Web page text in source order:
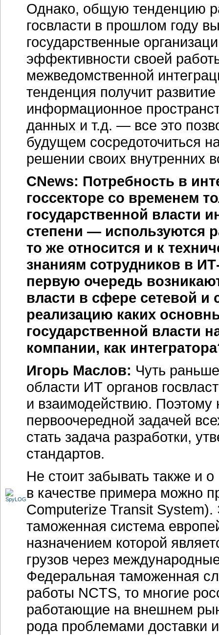
Однако, общую тенденцию
госвласти в прошлом году
государственные
эффективности своей
межведомственной
тенденция получит
информационное
данных и т.д. — все это
будущем сосредоточиться
решении своих внутренних
CNews: Потребность в
госсекторе со временем
государственной власти
степени — используются
то же относится и к
знаниям сотрудников в
первую очередь
власти в сфере сетевой и
реализацию каких
государственной власти
компании, как
Игорь Маслов: Чуть
области ИТ органов
и взаимодействию. Поэтому
первоочередной задачей
стать задача разработки,
стандартов.
Не стоит забывать также и
в качестве примера можно
Computerize Transit
таможенная система
назначением которой
грузов через
Федеральная таможенная
работы NCTS, то многие
работающие на внешнем
рода проблемами доставки